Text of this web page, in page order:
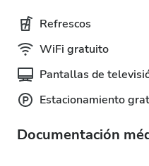
Refrescos
WiFi gratuito
Pantallas de
Estacionamiento
Documentación